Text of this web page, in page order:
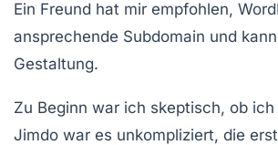
Ein Freund hat mir empfohlen,
ansprechende Subdomain und
Gestaltung.
Zu Beginn war ich skeptisch, ob
Jimdo war es unkompliziert, die